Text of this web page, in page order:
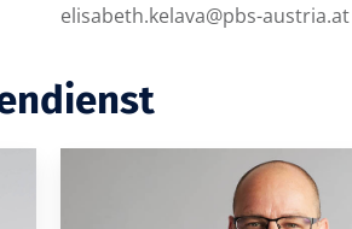
elisabeth.kelava@pbs-austria.at